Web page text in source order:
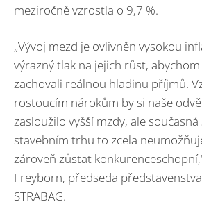
meziročně vzrostla o 9,7 %.
„Vývoj mezd je ovlivněn vysokou
výrazný tlak na jejich růst,
zachovali reálnou hladinu příjmů.
rostoucím nárokům by si naše
zasloužilo vyšší mzdy, ale
stavebním trhu to zcela
zároveň zůstat
Freyborn, předseda
STRABAG.